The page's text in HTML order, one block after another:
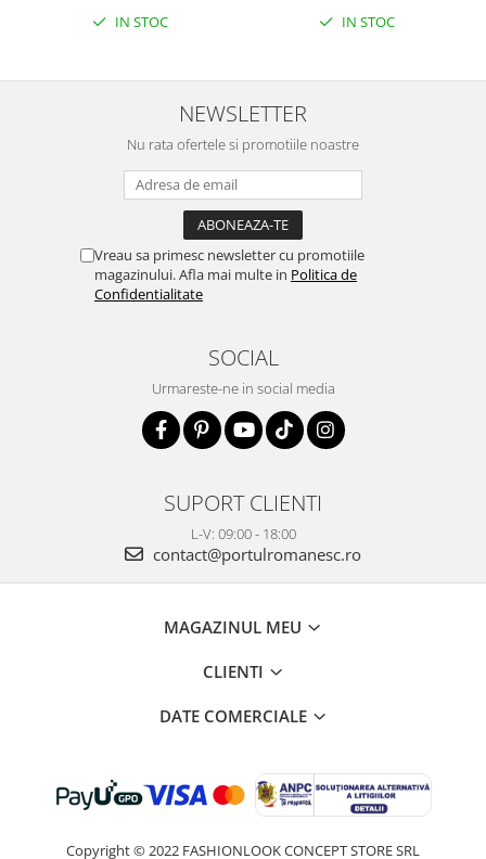
IN STOC IN STOC
NEWSLETTER
Nu rata ofertele si promotiile noastre
Vreau sa primesc newsletter cu promotiile
magazinului. Afla mai multe in Politica de
Confidentialitate
SOCIAL
Urmareste-ne in social media
SUPORT CLIENTI
L-V: 09:00 - 18:00
contact@portulromanesc.ro
MAGAZINUL MEU
CLIENTI
DATE COMERCIALE
Copyright © 2022 FASHIONLOOK CONCEPT STORE SRL